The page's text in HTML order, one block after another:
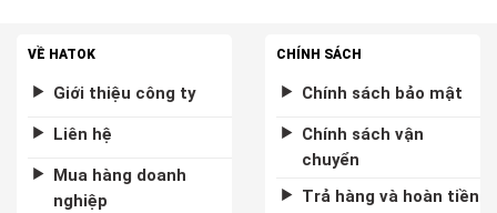
VỀ HATOK
Giới thiệu công ty
Liên hệ
Mua hàng doanh
nghiệp
CHÍNH SÁCH
Chính sách bảo mật
Chính sách vận
chuyển
Trả hàng và hoàn tiền